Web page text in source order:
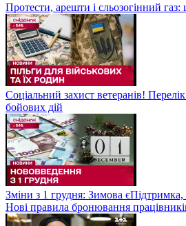
Протести, арешти і сльозогінний газ:
Соціальний захист ветеранів!
бойових дій
Зміни з 1 грудня: Зимова єПідтримка,
Нові правила бронювання